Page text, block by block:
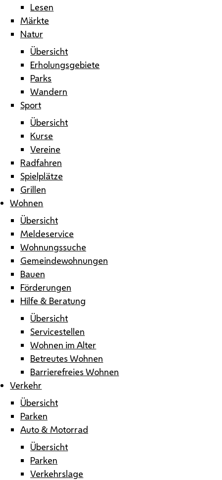
Lesen
Märkte
Natur
Übersicht
Erholungsgebiete
Parks
Wandern
Sport
Übersicht
Kurse
Vereine
Radfahren
Spielplätze
Grillen
Wohnen
Übersicht
Meldeservice
Wohnungssuche
Gemeindewohnungen
Bauen
Förderungen
Hilfe & Beratung
Übersicht
Servicestellen
Wohnen im Alter
Betreutes Wohnen
Barrierefreies Wohnen
Verkehr
Übersicht
Parken
Auto & Motorrad
Übersicht
Parken
Verkehrslage